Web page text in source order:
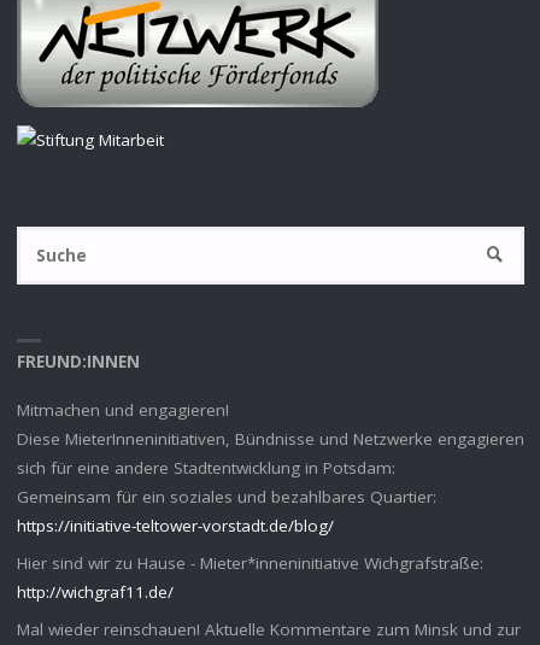
SUCHE
FREUND:INNEN
Mitmachen und engagieren!
Diese MieterInneninitiativen, Bündnisse und Netzwerke engagieren
sich für eine andere Stadtentwicklung in Potsdam:
Gemeinsam für ein soziales und bezahlbares Quartier:
https://initiative-teltower-vorstadt.de/blog/
Hier sind wir zu Hause - Mieter*inneninitiative Wichgrafstraße:
http://wichgraf11.de/
Mal wieder reinschauen! Aktuelle Kommentare zum Minsk und zur